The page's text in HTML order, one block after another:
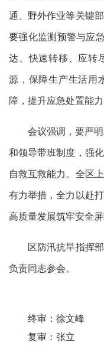
通、野外作业等关键
要强化监测预警与应
达、快速转移、应转
源，保障生产生活用
障，提升应急处置能力
会议强调，要严明
和领导带班制度，强
自救互救能力。全区
有力举措，全力以赴
高质量发展筑牢安全屏
区防汛抗旱指挥部
负责同志参会。
终审： 徐文峰
复审： 张立